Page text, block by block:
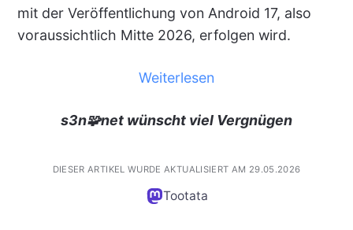
mit der Veröffentlichung von Android 17, also
voraussichtlich Mitte 2026, erfolgen wird.
Weiterlesen
s3n🧩net wünscht viel Vergnügen
DIESER ARTIKEL WURDE AKTUALISIERT AM 29.05.2026
Tootata